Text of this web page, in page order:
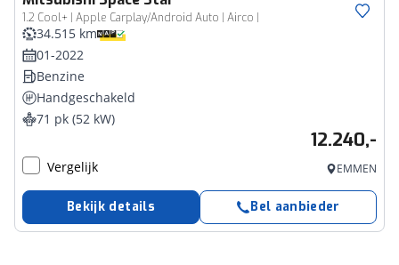
1.2 Cool+ | Apple Carplay/Android Auto | Airco |
34.515 km
01-2022
Benzine
Handgeschakeld
71 pk (52 kW)
12.240,-
Vergelijk EMMEN
Bekijk details Bel aanbieder